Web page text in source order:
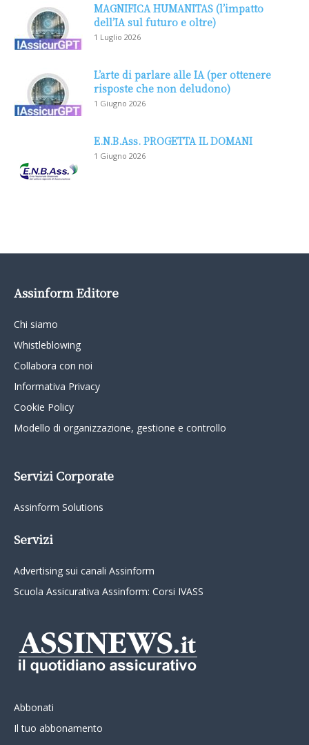
MAGNIFICA HUMANITAS (l’impatto
dell’IA sul futuro e oltre)
1 Luglio 2026
L’arte di parlare alle IA (per ottenere
risposte che non deludono)
1 Giugno 2026
E.N.B.Ass. PROGETTA IL DOMANI
1 Giugno 2026
Assinform Editore
Chi siamo
Whistleblowing
Collabora con noi
Informativa Privacy
Cookie Policy
Modello di organizzazione, gestione e controllo
Servizi Corporate
Assinform Solutions
Servizi
Advertising sui canali Assinform
Scuola Assicurativa Assinform: Corsi IVASS
Abbonati
Il tuo abbonamento